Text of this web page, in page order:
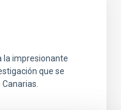
la impresionante
que se